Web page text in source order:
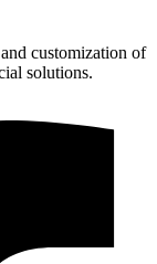
customization of
solutions.